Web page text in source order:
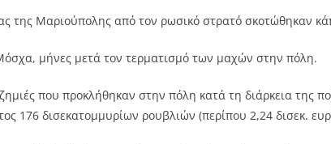
της Μαριούπολης από τον ρωσικό στρατό σκοτώθηκαν
μήνες μετά τον τερματισμό των μαχών στην πόλη.
που προκλήθηκαν στην πόλη κατά τη διάρκεια της
176 δισεκατομμυρίων ρουβλιών (περίπου 2,24 δισεκ.